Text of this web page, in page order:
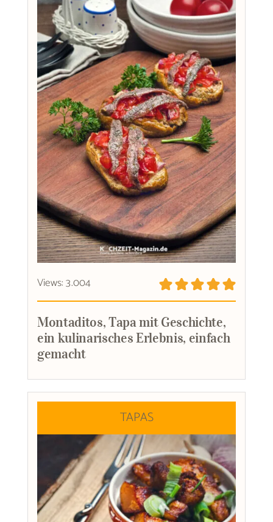
Views: 3.004
Montaditos, Tapa mit Geschichte,
ein kulinarisches Erlebnis, einfach
gemacht
TAPAS